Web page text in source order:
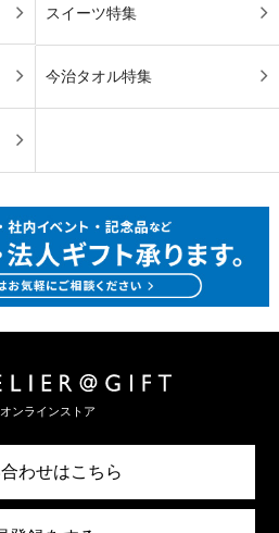
スイーツ特集
今治タオル特集
ンラインストア
わせはこちら